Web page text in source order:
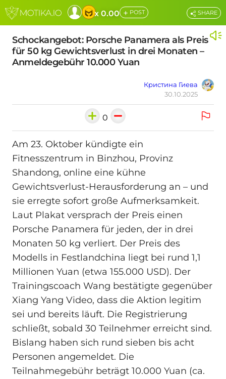
x 0.00 + POST
Schockangebot: Porsche Panamera als Preis
für 50 kg Gewichtsverlust in drei Monaten –
Anmeldegebühr 10.000 Yuan
Кристина Гиева
30.10.2025
SHARE
0
Am 23. Oktober kündigte ein
Fitnesszentrum in Binzhou, Provinz
Shandong, online eine kühne
Gewichtsverlust-Herausforderung an – und
sie erregte sofort große Aufmerksamkeit.
Laut Plakat versprach der Preis einen
Porsche Panamera für jeden, der in drei
Monaten 50 kg verliert. Der Preis des
Modells in Festlandchina liegt bei rund 1,1
Millionen Yuan (etwa 155.000 USD). Der
Trainingscoach Wang bestätigte gegenüber
Xiang Yang Video, dass die Aktion legitim
sei und bereits läuft. Die Registrierung
schließt, sobald 30 Teilnehmer erreicht sind.
Bislang haben sich rund sieben bis acht
Personen angemeldet. Die
Teilnahmegebühr beträgt 10.000 Yuan (ca.